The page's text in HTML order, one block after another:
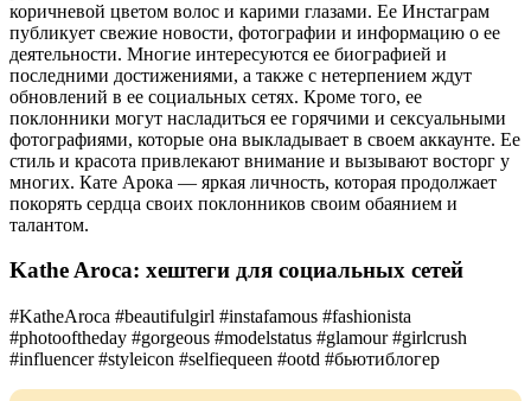
коричневой цветом волос и карими глазами. Ее Инстаграм
публикует свежие новости, фотографии и информацию о ее
деятельности. Многие интересуются ее биографией и
последними достижениями, а также с нетерпением ждут
обновлений в ее социальных сетях. Кроме того, ее
поклонники могут насладиться ее горячими и сексуальными
фотографиями, которые она выкладывает в своем аккаунте. Ее
стиль и красота привлекают внимание и вызывают восторг у
многих. Кате Арока — яркая личность, которая продолжает
покорять сердца своих поклонников своим обаянием и
талантом.
Kathe Aroca: хештеги для социальных сетей
#KatheAroca #beautifulgirl #instafamous #fashionista
#photooftheday #gorgeous #modelstatus #glamour #girlcrush
#influencer #styleicon #selfiequeen #ootd #бьютиблогер